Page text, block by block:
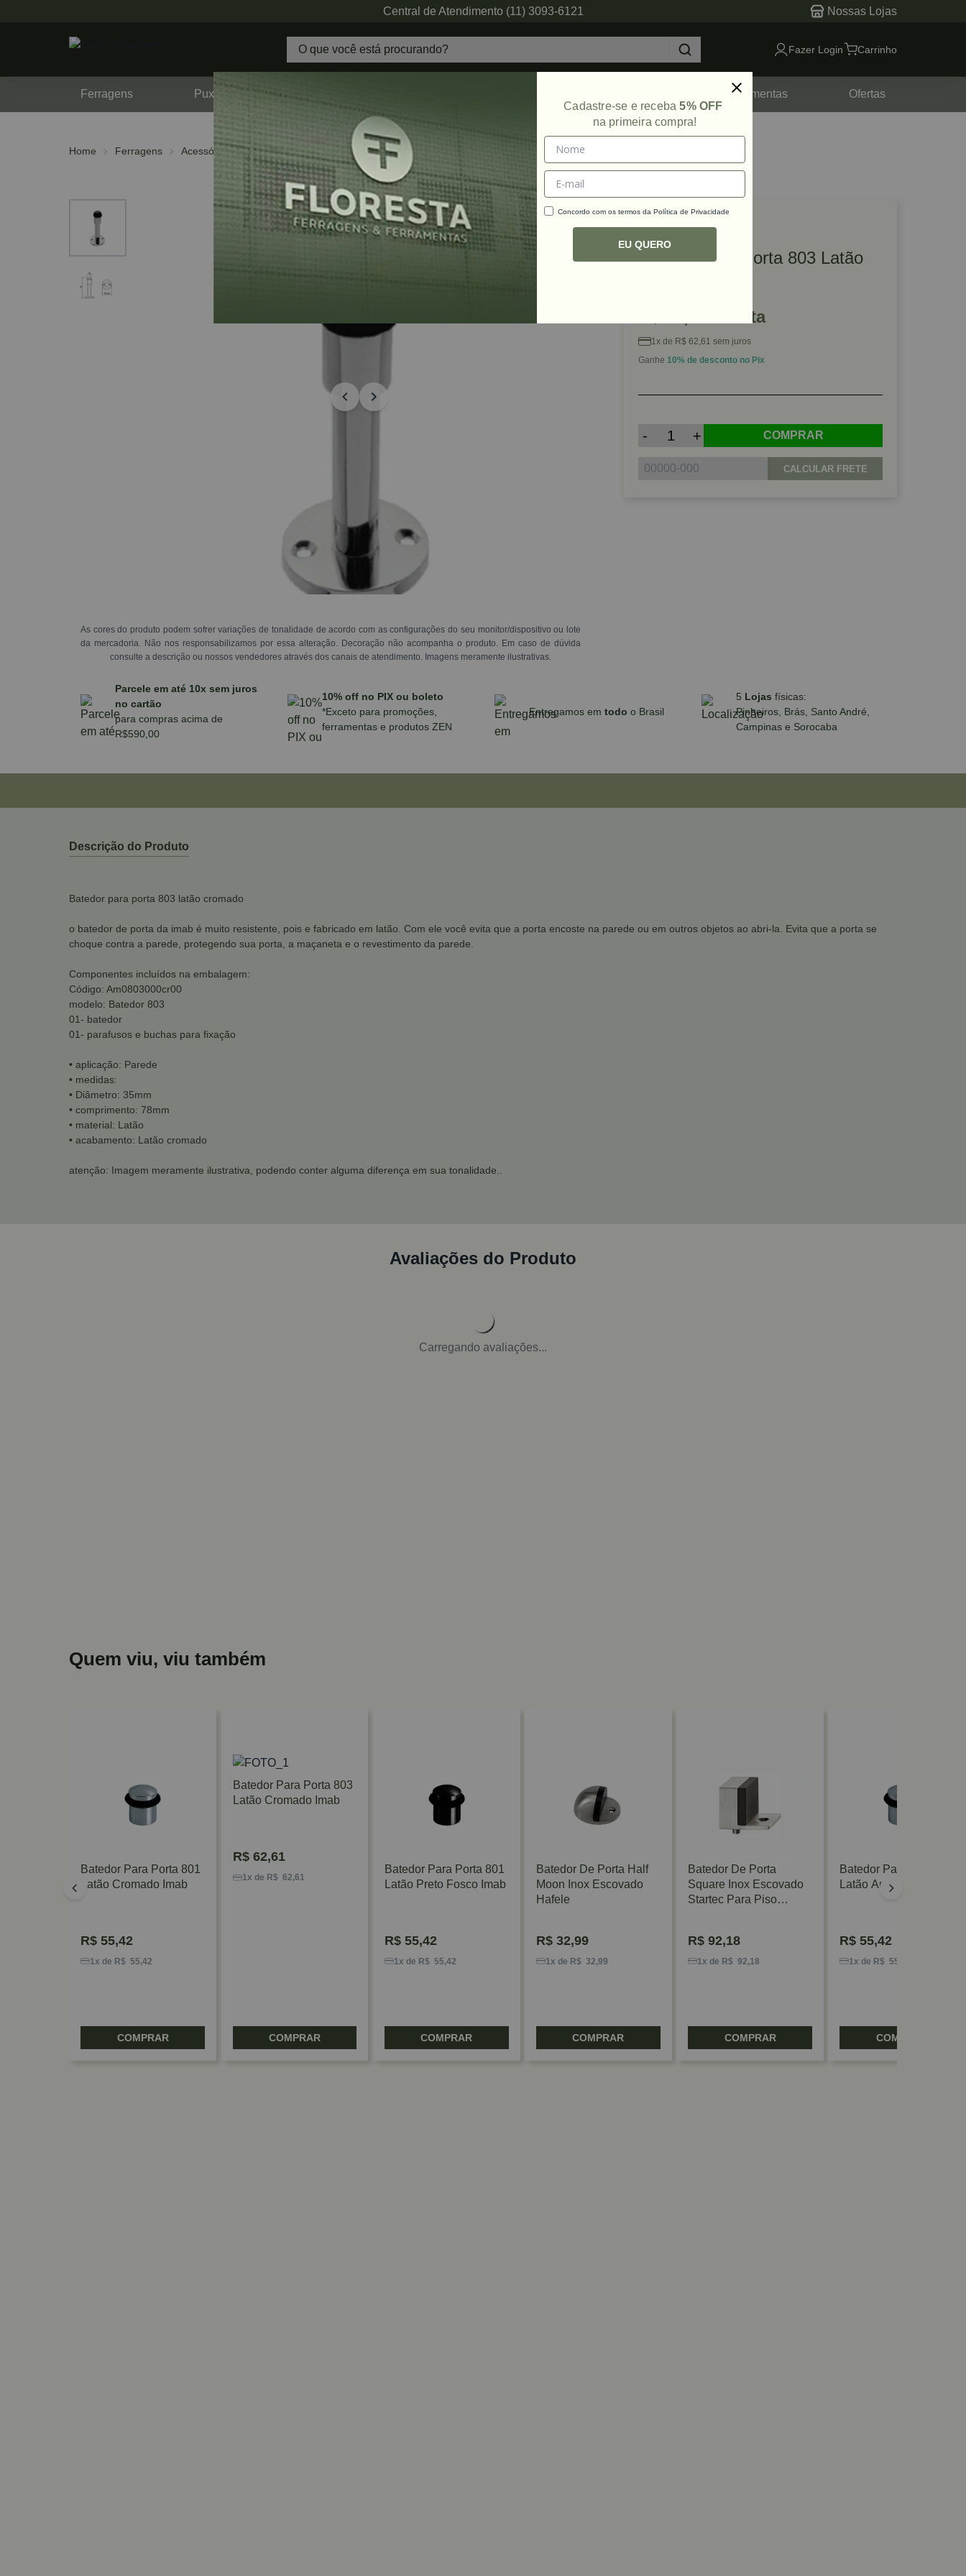
Central de Atendimento (11) 3093-6121 Nossas Lojas
Fazer Login Carrinho
Ferragens Puxadores Ferramentas Ofertas
Home Ferragens Acessórios Batedores para Porta
As cores do produto podem sofrer variações de tonalidade de acordo com as configurações do seu monitor/dispositivo ou lote
da mercadoria. Não nos responsabilizamos por essa alteração. Decoração não acompanha o produto. Em caso de dúvida
consulte a descrição ou nossos vendedores através dos canais de atendimento. Imagens meramente ilustrativas.
Ref: 44449
Batedor para Porta 803 Latão
R$ 62,61 à vista
1x de R$ 62,61 sem juros
Ganhe 10% de desconto no Pix
- + COMPRAR
CALCULAR FRETE
Parcele em até 10x sem juros
no cartão
para compras acima de
R$590,00
10% off no PIX ou boleto
*Exceto para promoções,
ferramentas e produtos ZEN
Entregamos em todo o Brasil
5 Lojas físicas:
Pinheiros, Brás, Santo André,
Campinas e Sorocaba
Descrição do Produto
Batedor para porta 803 latão cromado
o batedor de porta da imab é muito resistente, pois e fabricado em latão. Com ele você evita que a porta encoste na parede ou em outros objetos ao abri-la. Evita que a porta se
choque contra a parede, protegendo sua porta, a maçaneta e o revestimento da parede.
Componentes incluídos na embalagem:
Código: Am0803000cr00
modelo: Batedor 803
01- batedor
01- parafusos e buchas para fixação
• aplicação: Parede
• medidas:
• Diâmetro: 35mm
• comprimento: 78mm
• material: Latão
• acabamento: Latão cromado
atenção: Imagem meramente ilustrativa, podendo conter alguma diferença em sua tonalidade..
Avaliações do Produto
Carregando avaliações...
Quem viu, viu também
Batedor Para Porta 801
Latão Cromado Imab
R$ 55,42
1x de R$ 55,42
COMPRAR
Batedor Para Porta 803
Latão Cromado Imab
R$62,61
1x de R$ 62,61
COMPRAR
Batedor Para Porta 801
Latão Preto Fosco Imab
R$55,42
1x de R$ 55,42
COMPRAR
Batedor De Porta Half
Moon Inox Escovado
Hafele
R$32,99
1x de R$ 32,99
COMPRAR
Batedor De Porta
Square Inox Escovado
Startec Para Piso
R$ 92,18
1x de R$ 92,18
COMPRAR
Batedor Para Porta 801
Latão Antique Imab
R$ 55,42
1x de R$ 55,42
COMPRAR
Cadastre-se e receba5% OFF
na primeira compra!
Concordo com os termos da Política de Privacidade
EU QUERO